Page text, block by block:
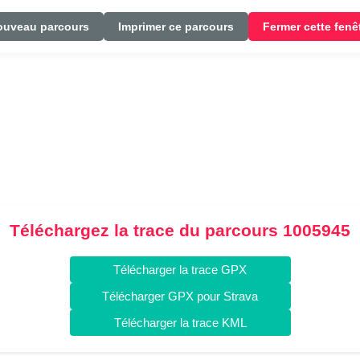
parcours Imprimer ce parcours Fermer cette
Téléchargez la trace du parcours 1005945
Télécharger la trace GPX
Télécharger GPX pour Strava
Télécharger la trace KML